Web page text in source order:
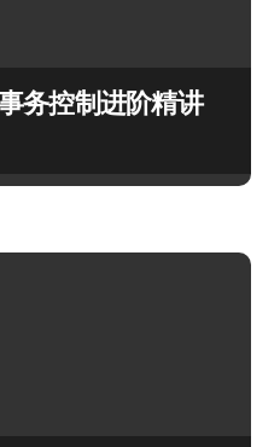
务控制进阶精讲